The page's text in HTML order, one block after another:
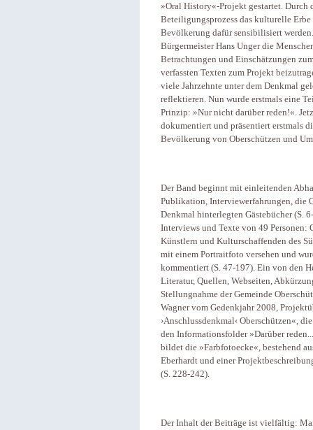
»Oral History«-Projekt gestartet. Durch
Beteiligungsprozess das kulturelle
Bevölkerung dafür sensibilisiert
Bürgermeister Hans Unger die
Betrachtungen und Einschätzungen
verfassten Texten zum Projekt
viele Jahrzehnte unter dem Denkmal
reflektieren. Nun wurde erstmals eine
Prinzip: »Nur nicht darüber reden!«.
dokumentiert und präsentiert erstmals
Bevölkerung von Oberschützen und
Der Band beginnt mit einleitenden
Publikation, Interviewerfahrungen, die
Denkmal hinterlegten Gästebücher (S.
Interviews und Texte von 49
Künstlern und Kulturschaffenden des
mit einem Portraitfoto versehen und
kommentiert (S. 47-197). Ein von den
Literatur, Quellen, Webseiten,
Stellungnahme der Gemeinde
Wagner vom Gedenkjahr 2008,
›Anschlussdenkmal‹ Oberschützen«,
den Informationsfolder »Darüber
bildet die »Farbfotoecke«, bestehend
Eberhardt und einer
(S. 228-242).
Der Inhalt der Beiträge ist vielfältig: